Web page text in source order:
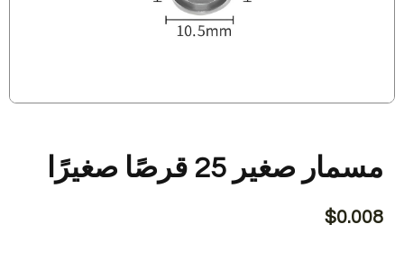
مسمار صغير 25 قرصًا صغيرًا
$0.008